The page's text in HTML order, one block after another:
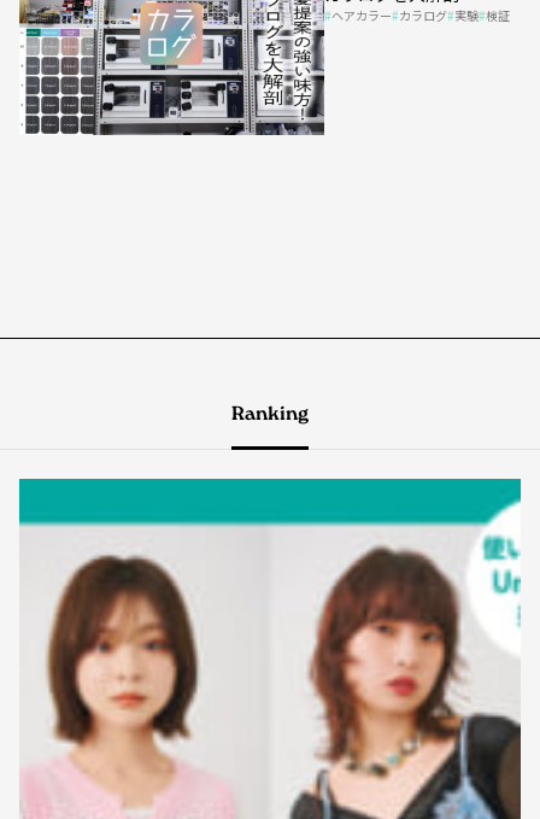
ヘアカラー カラログ 実験 検証
Ranking